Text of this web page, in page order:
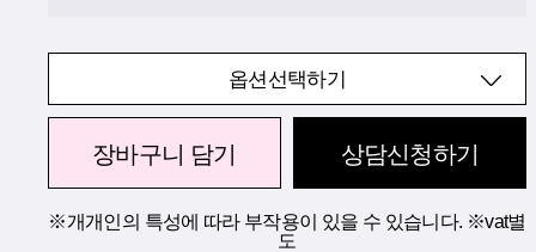
옵션선택하기
장바구니 담기 상담신청하기
※개개인의 특성에 따라 부작용이 있을 수 있습니다. ※vat별
도